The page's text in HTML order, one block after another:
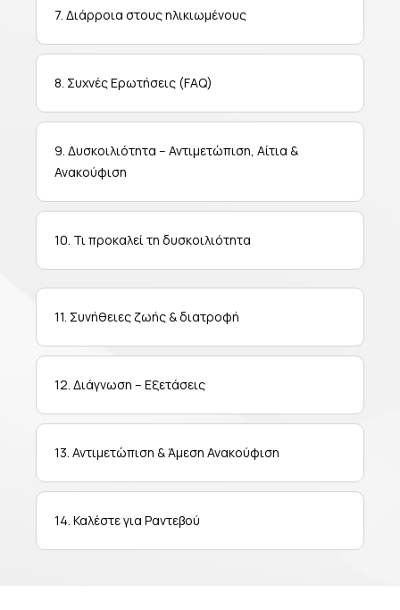
7. Διάρροια στους ηλικιωμένους
8. Συχνές Ερωτήσεις (FAQ)
9. Δυσκοιλιότητα – Αντιμετώπιση, Αίτια &
Ανακούφιση
10. Τι προκαλεί τη δυσκοιλιότητα
11. Συνήθειες ζωής & διατροφή
12. Διάγνωση – Εξετάσεις
13. Αντιμετώπιση & Άμεση Ανακούφιση
14. Καλέστε για Ραντεβού